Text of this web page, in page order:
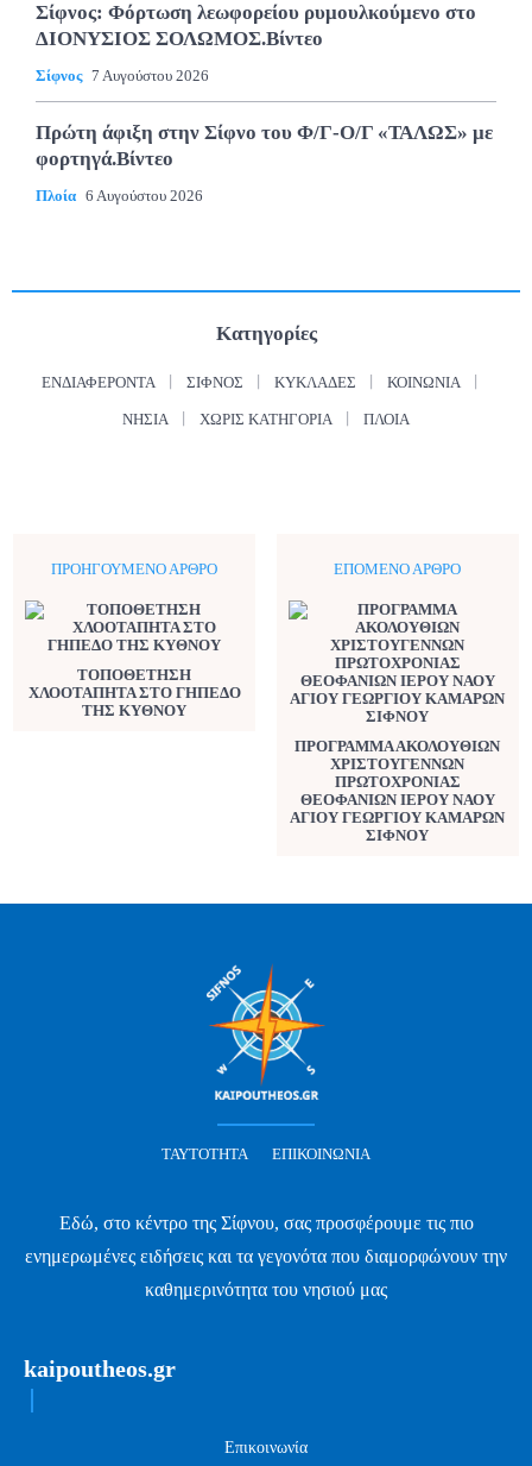
Σίφνος: Φόρτωση λεωφορείου ρυμουλκούμενο στο
ΔΙΟΝΥΣΙΟΣ ΣΟΛΩΜΟΣ.Βίντεο
Σίφνος 7 Αυγούστου 2026
Πρώτη άφιξη στην Σίφνο του Φ/Γ-Ο/Γ «ΤΑΛΩΣ» με
φορτηγά.Βίντεο
Πλοία 6 Αυγούστου 2026
Κατηγορίες
ΕΝΔΙΑΦΈΡΟΝΤΑ ΣΊΦΝΟΣ ΚΥΚΛΆΔΕΣ ΚΟΙΝΩΝΊΑ
ΝΗΣΙΆ ΧΩΡΊΣ ΚΑΤΗΓΟΡΊΑ ΠΛΟΊΑ
ΠΡΟΗΓΟΎΜΕΝΟ ΆΡΘΡΟ
ΤΟΠΟΘΕΤΗΣΗ
ΧΛΟΟΤΑΠΗΤΑ ΣΤΟ ΓΗΠΕΔΟ
ΤΗΣ ΚΥΘΝΟΥ
ΕΠΌΜΕΝΟ ΆΡΘΡΟ
ΠΡΟΓΡΑΜΜΑ ΑΚΟΛΟΥΘΙΩΝ
ΧΡΙΣΤΟΥΓΕΝΝΩΝ
ΠΡΩΤΟΧΡΟΝΙΑΣ
ΘΕΟΦΑΝΙΩΝ ΙΕΡΟΥ ΝΑΟΥ
ΑΓΙΟΥ ΓΕΩΡΓΙΟΥ ΚΑΜΑΡΩΝ
ΣΙΦΝΟΥ
ΤΑΥΤΌΤΗΤΑ ΕΠΙΚΟΙΝΩΝΊΑ
Εδώ, στο κέντρο της Σίφνου, σας προσφέρουμε τις πιο
ενημερωμένες ειδήσεις και τα γεγονότα που διαμορφώνουν την
καθημερινότητα του νησιού μας
kaipoutheos.gr
Επικοινωνία